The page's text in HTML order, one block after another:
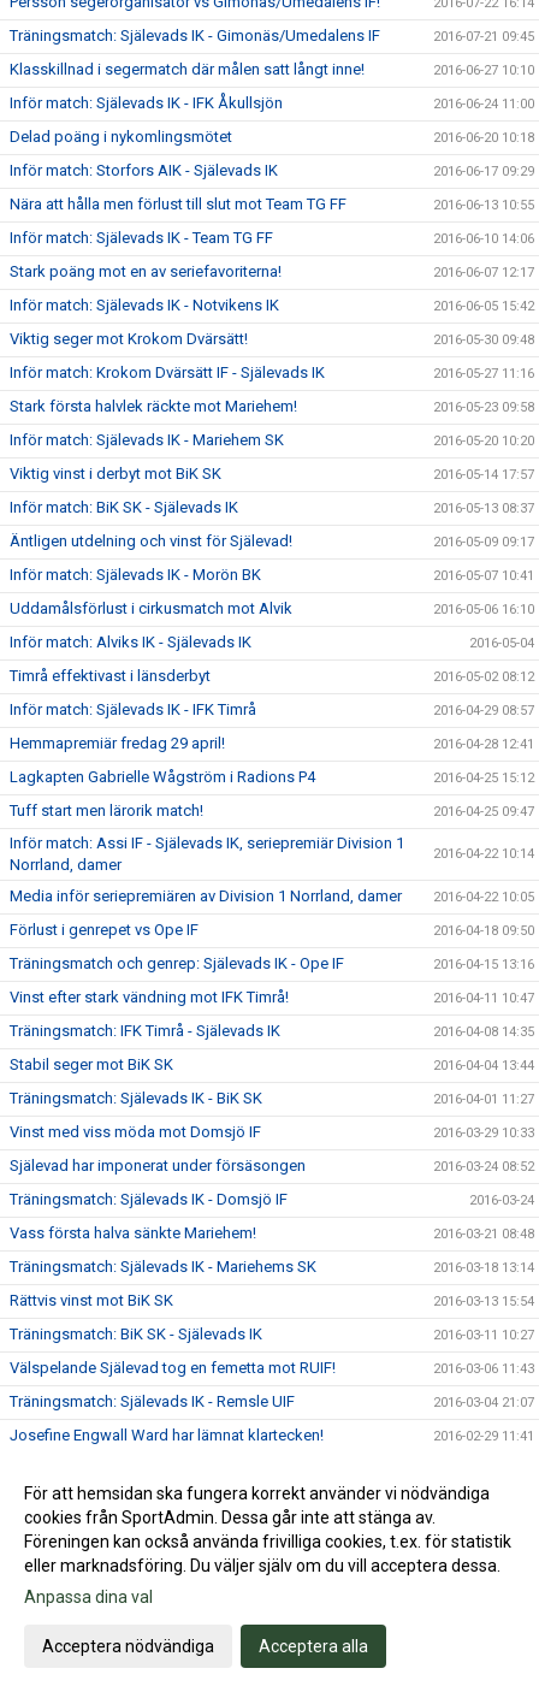
Träningsmatch: Själevads IK - Gimonäs/Umedalens IF 2016-07-21 09:45
Klasskillnad i segermatch där målen satt långt inne! 2016-06-27 10:10
Inför match: Själevads IK - IFK Åkullsjön 2016-06-24 11:00
Delad poäng i nykomlingsmötet 2016-06-20 10:18
Inför match: Storfors AIK - Själevads IK 2016-06-17 09:29
Nära att hålla men förlust till slut mot Team TG FF 2016-06-13 10:55
Inför match: Själevads IK - Team TG FF 2016-06-10 14:06
Stark poäng mot en av seriefavoriterna! 2016-06-07 12:17
Inför match: Själevads IK - Notvikens IK 2016-06-05 15:42
Viktig seger mot Krokom Dvärsätt! 2016-05-30 09:48
Inför match: Krokom Dvärsätt IF - Själevads IK 2016-05-27 11:16
Stark första halvlek räckte mot Mariehem! 2016-05-23 09:58
Inför match: Själevads IK - Mariehem SK 2016-05-20 10:20
Viktig vinst i derbyt mot BiK SK 2016-05-14 17:57
Inför match: BiK SK - Själevads IK 2016-05-13 08:37
Äntligen utdelning och vinst för Själevad! 2016-05-09 09:17
Inför match: Själevads IK - Morön BK 2016-05-07 10:41
Uddamålsförlust i cirkusmatch mot Alvik 2016-05-06 16:10
Inför match: Alviks IK - Själevads IK 2016-05-04
Timrå effektivast i länsderbyt 2016-05-02 08:12
Inför match: Själevads IK - IFK Timrå 2016-04-29 08:57
Hemmapremiär fredag 29 april! 2016-04-28 12:41
Lagkapten Gabrielle Wågström i Radions P4 2016-04-25 15:12
Tuff start men lärorik match! 2016-04-25 09:47
Inför match: Assi IF - Själevads IK, seriepremiär Division 1
Norrland, damer
2016-04-22 10:14
Media inför seriepremiären av Division 1 Norrland, damer 2016-04-22 10:05
Förlust i genrepet vs Ope IF 2016-04-18 09:50
Träningsmatch och genrep: Själevads IK - Ope IF 2016-04-15 13:16
Vinst efter stark vändning mot IFK Timrå! 2016-04-11 10:47
Träningsmatch: IFK Timrå - Själevads IK 2016-04-08 14:35
Stabil seger mot BiK SK 2016-04-04 13:44
Träningsmatch: Själevads IK - BiK SK 2016-04-01 11:27
Vinst med viss möda mot Domsjö IF 2016-03-29 10:33
Själevad har imponerat under försäsongen 2016-03-24 08:52
Träningsmatch: Själevads IK - Domsjö IF 2016-03-24
Vass första halva sänkte Mariehem! 2016-03-21 08:48
Träningsmatch: Själevads IK - Mariehems SK 2016-03-18 13:14
Rättvis vinst mot BiK SK 2016-03-13 15:54
Träningsmatch: BiK SK - Själevads IK 2016-03-11 10:27
Välspelande Själevad tog en femetta mot RUIF! 2016-03-06 11:43
Träningsmatch: Själevads IK - Remsle UIF 2016-03-04 21:07
Josefine Engwall Ward har lämnat klartecken! 2016-02-29 11:41
Stark och stabil insats mot Gideälven 2016-02-22 09:45
Inomhusfotboll 20/2: Själevads IK-Gideälvens IF 2016-02-19 12:45
Själevads IK special från Inomhus-DM (källa:
Csportsbloggen)
Andra raka guldet i Inomhus-DM för Själevads IK!
Kan Själevads IK försvara guldet?
För att hemsidan ska fungera korrekt använder vi nödvändiga
cookies från SportAdmin. Dessa går inte att stänga av.
Föreningen kan också använda frivilliga cookies, t.ex. för statistik
eller marknadsföring. Du väljer själv om du vill acceptera dessa.
Anpassa dina val
Acceptera nödvändiga Acceptera alla